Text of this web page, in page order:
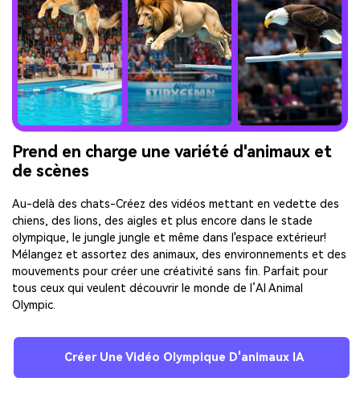
Prend en charge une variété d'animaux et
de scènes
Au-delà des chats-Créez des vidéos mettant en vedette des
chiens, des lions, des aigles et plus encore dans le stade
olympique, le jungle jungle et même dans l'espace extérieur!
Mélangez et assortez des animaux, des environnements et des
mouvements pour créer une créativité sans fin. Parfait pour
tous ceux qui veulent découvrir le monde de l’AI Animal
Olympic.
Créer Une Vidéo Olympique D'animaux IA